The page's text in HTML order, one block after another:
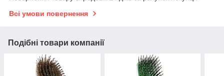
Всі умови повернення
Подібні товари компанії